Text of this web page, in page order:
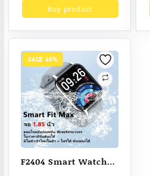
ตรวจสุขภาพ ออกกำลัง
฿7,999.00.
฿6,999.00.Buy product
SALE 49%
F2404 Smart Watch